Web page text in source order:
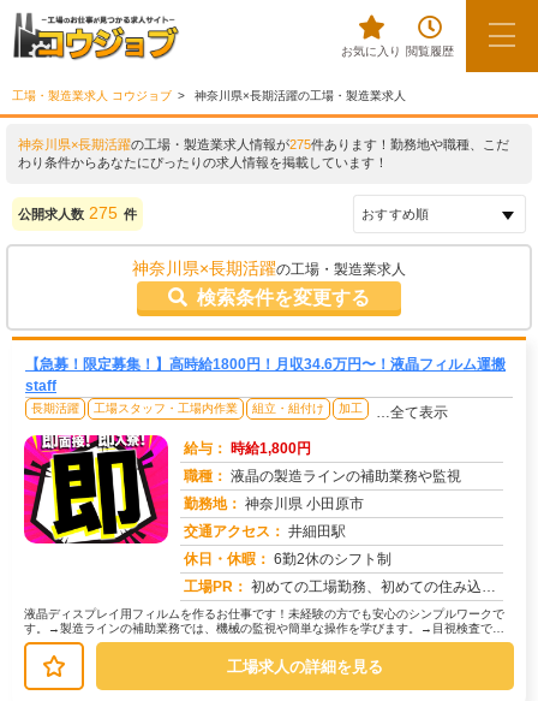
お気に入り 閲覧履歴
工場・製造業求人 コウジョブ 神奈川県×長期活躍の工場・製造業求人
神奈川県×長期活躍の工場・製造業求人情報が275件あります！勤務地や職種、こだ
わり条件からあなたにぴったりの求人情報を掲載しています！
公開求人数 275 件
神奈川県×長期活躍の工場・製造業求人
検索条件を変更する
【急募！限定募集！】高時給1800円！月収34.6万円〜！液晶フィルム運搬
staff
長期活躍 工場スタッフ・工場内作業 組立・組付け 加工 …全て表示
給与： 時給1,800円
職種： 液晶の製造ラインの補助業務や監視
勤務地： 神奈川県 小田原市
交通アクセス： 井細田駅
休日・休暇： 6勤2休のシフト制
工場PR： 初めての工場勤務、初めての住み込み…不安は尽きないですよね。でも大丈夫！株式会社京栄センターなら、あなたをしっかり...
液晶ディスプレイ用フィルムを作るお仕事です！未経験の方でも安心のシンプルワークで
す。→製造ラインの補助業務では、機械の監視や簡単な操作を学びます。→目視検査で
は、製品に傷や汚れがないか確認します...
工場求人の詳細を見る